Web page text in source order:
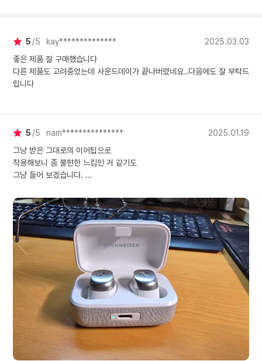
5 5 kay**************
2025.03.03
좋은 제품 잘 구매했습니다
다른 제품도 고려중었는데 사운드데이가 끝나버렸네요..다음에도 잘 부탁드
립니다
5 5 nam***************
2025.01.19
그냥 받은 그대로의 이어팁으로
착용해보니 좀 불편한 느킴인 거 같기도
그냥 들어 보겠습니다.
깨끗한 느낌입니다.